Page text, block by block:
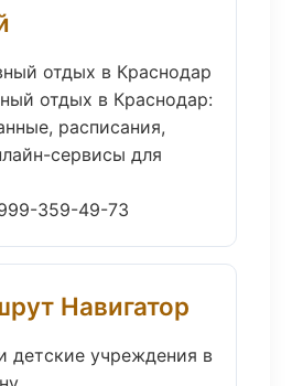
отдых в Краснодар
отдых в Краснодар:
расписания,
сервисы для
359-49-73
Навигатор
детские учреждения в